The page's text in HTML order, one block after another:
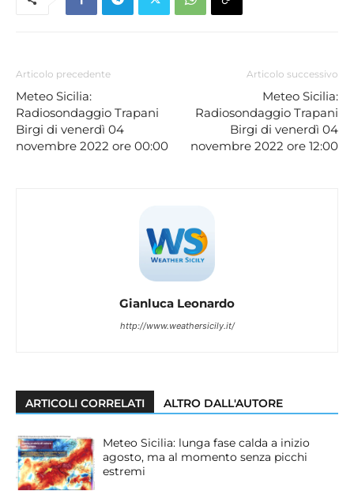
Articolo precedente
Meteo Sicilia:
Radiosondaggio Trapani
Birgi di venerdì 04
novembre 2022 ore 00:00
Articolo successivo
Meteo Sicilia:
Radiosondaggio Trapani
Birgi di venerdì 04
novembre 2022 ore 12:00
Gianluca Leonardo
http://www.weathersicily.it/
ARTICOLI CORRELATI ALTRO DALL'AUTORE
Meteo Sicilia: lunga fase calda a inizio
agosto, ma al momento senza picchi
estremi